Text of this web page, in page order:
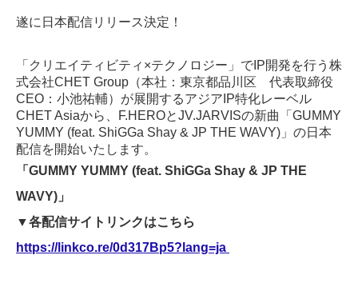
遂に日本配信リリース決定！
「クリエイティビティ×テクノロジー」でIP開発を行う株
式会社CHET Group（本社：東京都品川区 代表取締役
CEO：小池祐輔）が展開するアジアIP特化レーベル
CHET Asiaから、F.HEROとJV.JARVISの新曲「GUMMY
YUMMY (feat. ShiGGa Shay & JP THE WAVY)」の日本
配信を開始いたします。
「GUMMY YUMMY (feat. ShiGGa Shay & JP THE
WAVY)」
▼各配信サイトリンクはこちら
https://linkco.re/0d317Bp5?lang=ja